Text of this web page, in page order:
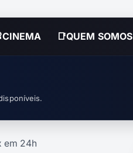
📑QUEM SOMOS
em 24h